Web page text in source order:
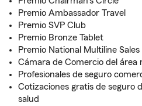
Premio Ambassador Travel
Premio SVP Club
Premio Bronze Tablet
Premio National Multiline Sales
Cámara de Comercio del área
Profesionales de seguro
Cotizaciones gratis de seguro
salud